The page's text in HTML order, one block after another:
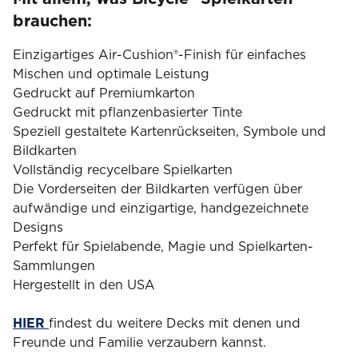
brauchen:
Einzigartiges Air-Cushion®-Finish für einfaches
Mischen und optimale Leistung
Gedruckt auf Premiumkarton
Gedruckt mit pflanzenbasierter Tinte
Speziell gestaltete Kartenrückseiten, Symbole und
Bildkarten
Vollständig recycelbare Spielkarten
Die Vorderseiten der Bildkarten verfügen über
aufwändige und einzigartige, handgezeichnete
Designs
Perfekt für Spielabende, Magie und Spielkarten-
Sammlungen
Hergestellt in den USA
HIER findest du weitere Decks mit denen und
Freunde und Familie verzaubern kannst.